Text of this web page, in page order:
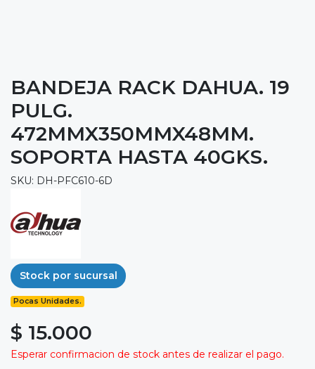
BANDEJA RACK DAHUA. 19
PULG.
472MMX350MMX48MM.
SOPORTA HASTA 40GKS.
SKU: DH-PFC610-6D
Stock por sucursal
Pocas Unidades.
$ 15.000
Esperar confirmacion de stock antes de realizar el pago.